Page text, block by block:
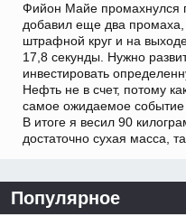
Фийон Майе промахнулся
добавил еще два
штрафной круг и на
17,8 секунды. Нужно
инвестировать
Нефть не в счет, потому
самое ожидаемое событие
В итоге я весил 90
достаточно сухая масса,
Популярное